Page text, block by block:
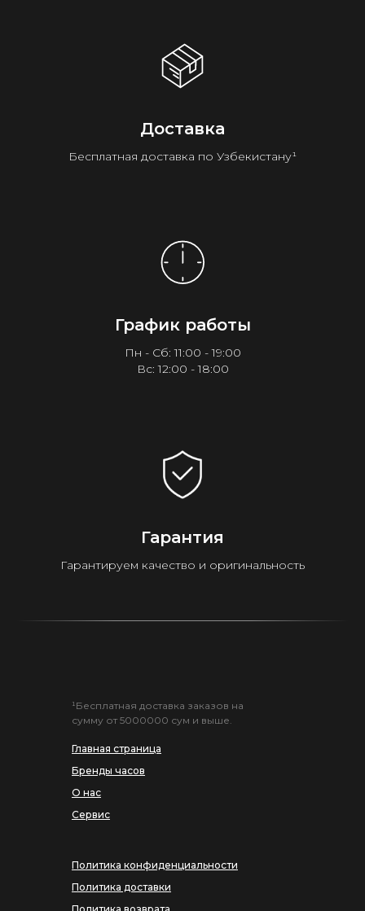
Доставка
Бесплатная доставка по Узбекистану¹
График работы
Пн - Сб: 11:00 - 19:00
Вс: 12:00 - 18:00
Гарантия
Гарантируем качество и оригинальность
Главная страница
Бренды часов
О нас
Сервис
¹Бесплатная доставка заказов на
сумму от 5000000 сум и выше.
Политика конфиденциальности
Политика доставки